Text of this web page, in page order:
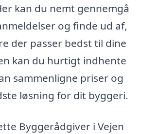
kan du nemt gennemgå
og finde ud af,
der passer bedst til dine
kan du hurtigt indhente
sammenligne priser og
løsning for dit byggeri.
Byggerådgiver i Vejen